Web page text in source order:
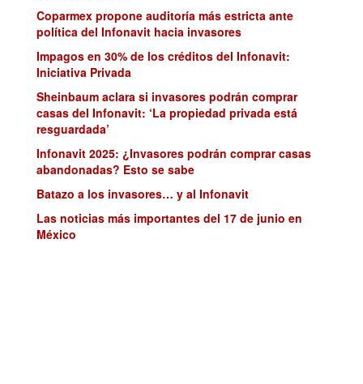
Coparmex propone auditoría más estricta ante
política del Infonavit hacia invasores
Impagos en 30% de los créditos del Infonavit:
Iniciativa Privada
Sheinbaum aclara si invasores podrán comprar
casas del Infonavit: ‘La propiedad privada está
resguardada’
Infonavit 2025: ¿Invasores podrán comprar casas
abandonadas? Esto se sabe
Batazo a los invasores… y al Infonavit
Las noticias más importantes del 17 de junio en
México